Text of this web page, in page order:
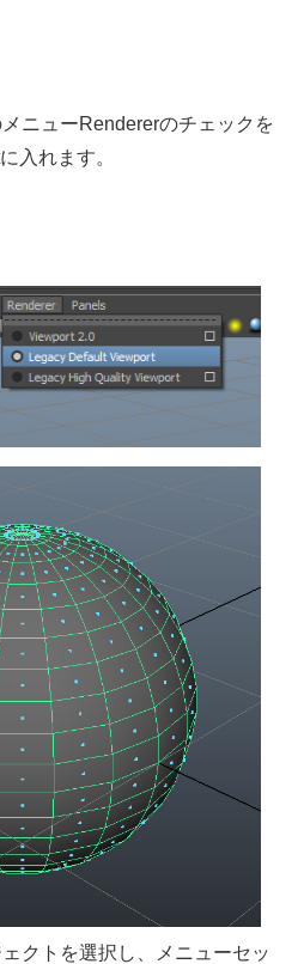
ニューRendererのチェックを
入れます。
クトを選択し、メニューセッ